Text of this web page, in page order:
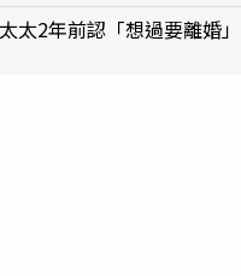
太2年前認「想過要離婚